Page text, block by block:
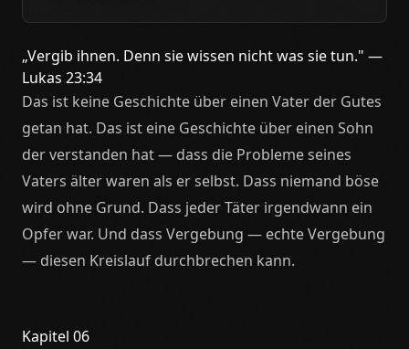
„Vergib ihnen. Denn sie wissen nicht was sie tun." —
Lukas 23:34
Das ist keine Geschichte über einen Vater der Gutes
getan hat. Das ist eine Geschichte über einen Sohn
der verstanden hat — dass die Probleme seines
Vaters älter waren als er selbst. Dass niemand böse
wird ohne Grund. Dass jeder Täter irgendwann ein
Opfer war. Und dass Vergebung — echte Vergebung
— diesen Kreislauf durchbrechen kann.
Kapitel 06